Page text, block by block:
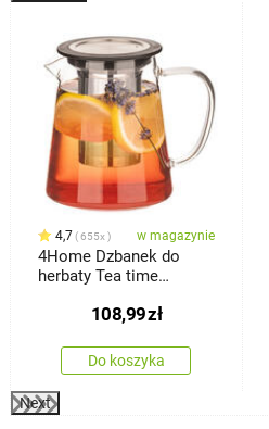
4,7 655x w magazynie
4Home Dzbanek do
herbaty Tea time
108,99zł
Do koszyka
Next